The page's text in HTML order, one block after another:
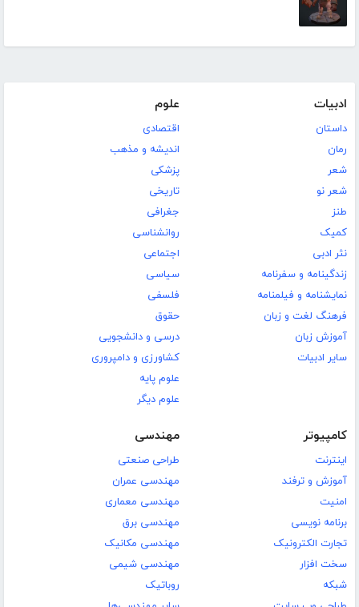
ادبیات
داستان
رمان
شعر
شعر نو
طنز
کمیک
نثر ادبی
زندگینامه و سفرنامه
نمایشنامه و فیلمنامه
فرهنگ لغت و زبان
آموزش زبان
سایر ادبیات
علوم
اقتصادی
اندیشه و مذهب
پزشکی
تاریخی
جغرافی
روانشناسی
اجتماعی
سیاسی
فلسفی
حقوق
درسی و دانشجویی
کشاورزی و دامپروری
علوم پایه
علوم دیگر
کامپیوتر
اینترنت
آموزش و ترفند
امنیت
برنامه نویسی
تجارت الکترونیک
سخت افزار
شبکه
مهندسی
طراحی صنعتی
مهندسی عمران
مهندسی معماری
مهندسی برق
مهندسی مکانیک
مهندسی شیمی
روباتیک